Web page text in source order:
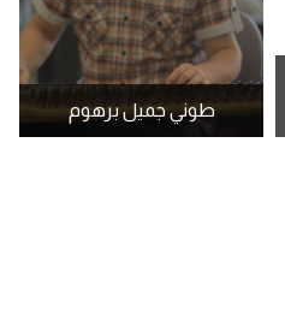
طوني جميل برهوم